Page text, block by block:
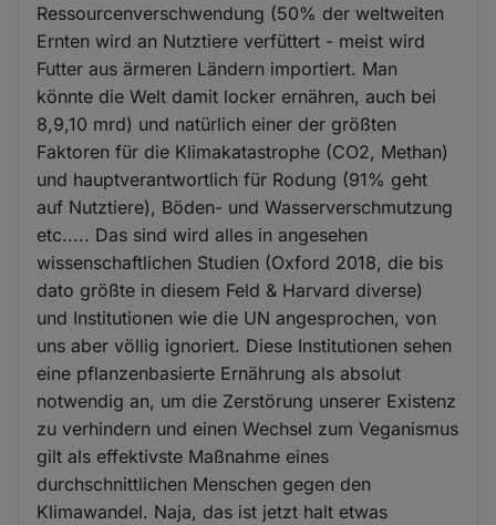
Ressourcenverschwendung (50% der weltweiten
Ernten wird an Nutztiere verfüttert - meist wird
Futter aus ärmeren Ländern importiert. Man
könnte die Welt damit locker ernähren, auch bei
8,9,10 mrd) und natürlich einer der größten
Faktoren für die Klimakatastrophe (CO2, Methan)
und hauptverantwortlich für Rodung (91% geht
auf Nutztiere), Böden- und Wasserverschmutzung
etc..... Das sind wird alles in angesehen
wissenschaftlichen Studien (Oxford 2018, die bis
dato größte in diesem Feld & Harvard diverse)
und Institutionen wie die UN angesprochen, von
uns aber völlig ignoriert. Diese Institutionen sehen
eine pflanzenbasierte Ernährung als absolut
notwendig an, um die Zerstörung unserer Existenz
zu verhindern und einen Wechsel zum Veganismus
gilt als effektivste Maßnahme eines
durchschnittlichen Menschen gegen den
Klimawandel. Naja, das ist jetzt halt etwas